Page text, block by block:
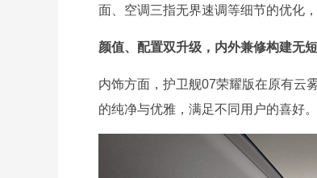
面、空调三指无界速调等细节的优化
颜值、配置双升级，内外兼修构建无
内饰方面，护卫舰07荣耀版在原有云
的纯净与优雅，满足不同用户的喜好。